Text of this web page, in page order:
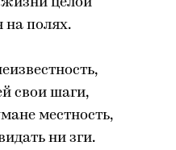
на полях.
свои шаги,
местность,
ни зги.